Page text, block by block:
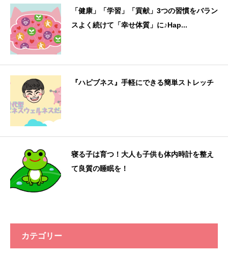
「健康」「学習」「貢献」3つの習慣をバラン
スよく続けて「幸せ体質」に♪Hap...
『ハピブネス』手軽にできる簡単ストレッチ
寝る子は育つ！大人も子供も体内時計を整え
て良質の睡眠を！
カテゴリー